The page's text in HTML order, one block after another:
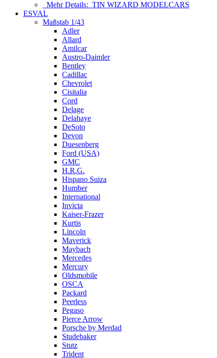
Mehr Details: TIN WIZARD MODELCARS
ESVAL
Maßstab 1/43
Adler
Allard
Amilcar
Austro-Daimler
Bentley
Cadillac
Chevrolet
Cisitalia
Cord
Delage
Delahaye
DeSoto
Devon
Duesenberg
Ford (USA)
GMC
H.R.G.
Hispano Suiza
Humber
International
Invicta
Kaiser-Frazer
Kurtis
Lincoln
Maverick
Maybach
Mercedes
Mercury
Oldsmobile
OSCA
Packard
Peerless
Pegaso
Pierce Arrow
Porsche by Merdad
Studebaker
Stutz
Trident